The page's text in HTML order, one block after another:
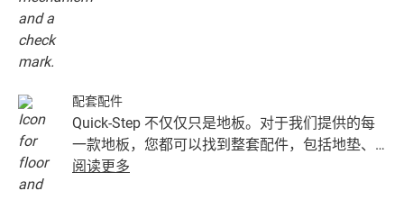
配套配件
Quick-Step 不仅仅只是地板。对于我们提供的每
一款地板，您都可以找到整套配件，包括地垫、
收边扣条以及与地板颜色完美搭配的踢脚板。
阅读更多